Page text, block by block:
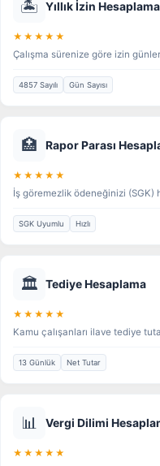
🏝️ Yıllık İzin Hesaplama
★★★★★
Çalışma sürenize göre izin
4857 Sayılı Gün Sayısı
🏥 Rapor Parası
★★★★★
İş göremezlik ödeneğinizi (SGK)
SGK Uyumlu Hızlı
🏛️ Tediye Hesaplama
★★★★★
Kamu çalışanları ilave tediye
13 Günlük Net Tutar
📊 Vergi Dilimi
★★★★★